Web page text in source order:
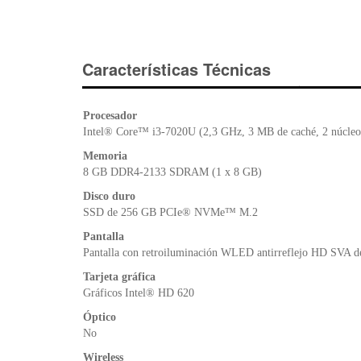
Características Técnicas
Procesador
Intel® Core™ i3-7020U (2,3 GHz, 3 MB de caché, 2
Memoria
8 GB DDR4-2133 SDRAM (1 x 8 GB)
Disco duro
SSD de 256 GB PCIe® NVMe™ M.2
Pantalla
Pantalla con retroiluminación WLED antirreflejo HD SVA
Tarjeta gráfica
Gráficos Intel® HD 620
Óptico
No
Wireless